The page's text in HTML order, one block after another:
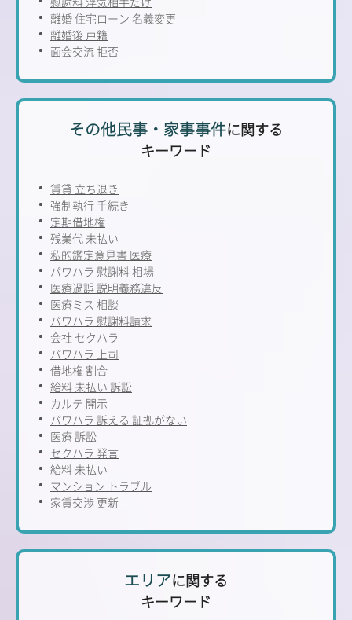
離婚 住宅ローン 名義変更
離婚後 戸籍
面会交流 拒否
その他民事・家事事件に関する
キーワード
賃貸 立ち退き
強制執行 手続き
定期借地権
残業代 未払い
私的鑑定意見書 医療
パワハラ 慰謝料 相場
医療過誤 説明義務違反
医療ミス 相談
パワハラ 慰謝料請求
会社 セクハラ
パワハラ 上司
借地権 割合
給料 未払い 訴訟
カルテ 開示
パワハラ 訴える 証拠がない
医療 訴訟
セクハラ 発言
給料 未払い
マンション トラブル
家賃交渉 更新
エリアに関する
キーワード